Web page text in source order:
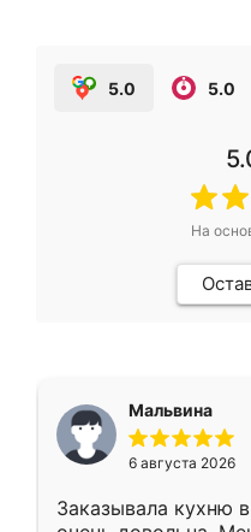
5.0 5.0
На
Мальвина
6 августа 2026
Заказывала кухню